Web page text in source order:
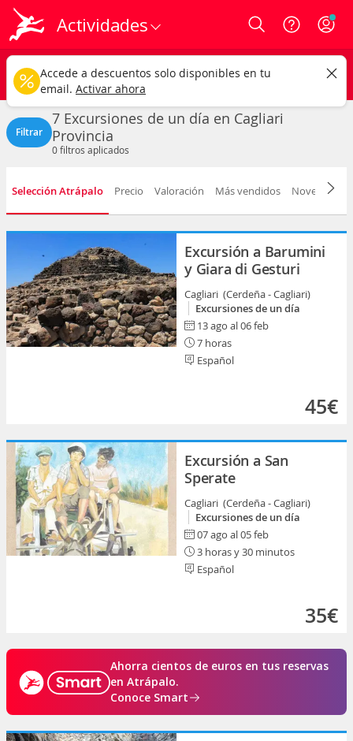
Actividades Login
Cagliari
Excursiones de un día Cualquier fecha
CAMBIAR
Filtrar
7 Excursiones de un día en Cagliari
Provincia
0filtros aplicados
Selección Atrápalo Precio Valoración Más vendidos Novedad
Excursión a Barumini
y Giara di Gesturi
Cagliari (Cerdeña - Cagliari)
Excursiones de un día
13 ago al 06 feb
7 horas
Español
45€
Excursión a San
Sperate
Cagliari (Cerdeña - Cagliari)
Excursiones de un día
07 ago al 05 feb
3 horas y 30 minutos
Español
35€
Ahorra cientos de euros en tus reservas
en Atrápalo.
Conoce Smart
Accede a descuentos solo disponibles en tu
email. Activar ahora